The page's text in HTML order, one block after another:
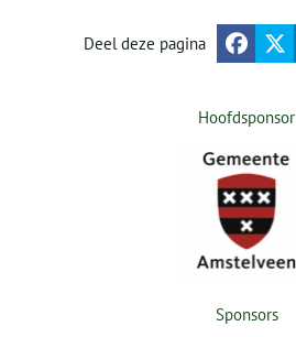
Deel deze pagina
Hoofdsponsor
Sponsors